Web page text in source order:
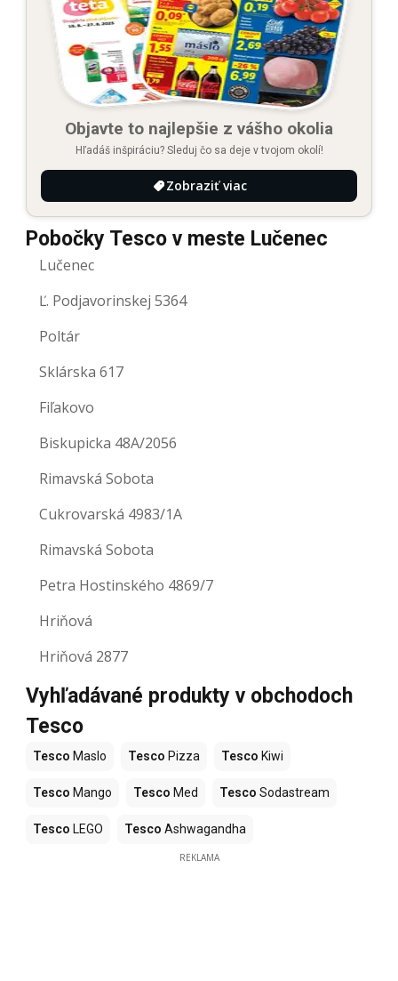
Objavte to najlepšie z vášho okolia
Hľadáš inšpiráciu? Sleduj čo sa deje v tvojom okolí!
Zobraziť viac
Pobočky Tesco v meste Lučenec
Lučenec
Ľ. Podjavorinskej 5364
Poltár
Sklárska 617
Fiľakovo
Biskupicka 48A/2056
Rimavská Sobota
Cukrovarská 4983/1A
Rimavská Sobota
Petra Hostinského 4869/7
Hriňová
Hriňová 2877
Vyhľadávané produkty v obchodoch
Tesco
Tesco Maslo Tesco Pizza Tesco Kiwi
Tesco Mango Tesco Med Tesco Sodastream
Tesco LEGO Tesco Ashwagandha
REKLAMA